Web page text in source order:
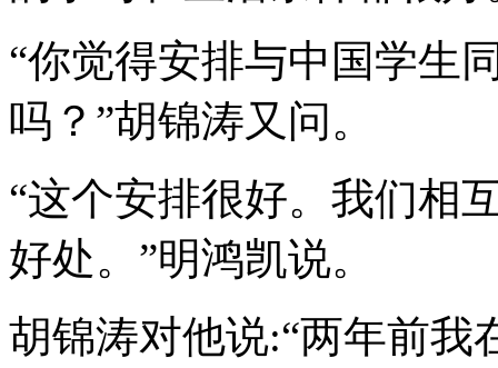
“你觉得安排与中国学生
吗？”胡锦涛又问。
“这个安排很好。我们相
好处。”明鸿凯说。
胡锦涛对他说:“两年前我